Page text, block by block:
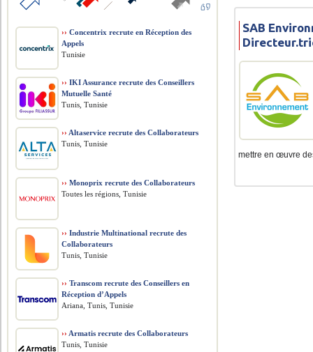
SAB
mettre en œuvre
›› Concentrix recrute en Réception des
Appels
Tunisie
›› IKI Assurance recrute des Conseillers
Mutuelle Santé
Tunis, Tunisie
›› Altaservice recrute des Collaborateurs
Tunis, Tunisie
›› Monoprix recrute des Collaborateurs
Toutes les régions, Tunisie
›› Industrie Multinational recrute des
Collaborateurs
Tunis, Tunisie
›› Transcom recrute des Conseillers en
Réception d’Appels
Ariana, Tunis, Tunisie
›› Armatis recrute des Collaborateurs
Tunis, Tunisie